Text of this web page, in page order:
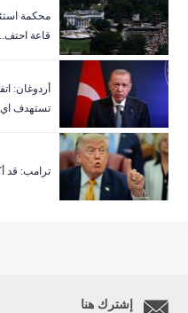
‏محكمة
قاعة احتف...
أردوغان:
تستهدف اي
ترامب: قد
إشترك هنا